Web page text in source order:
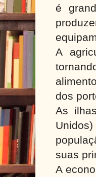
é
A
dos
As
suas
A